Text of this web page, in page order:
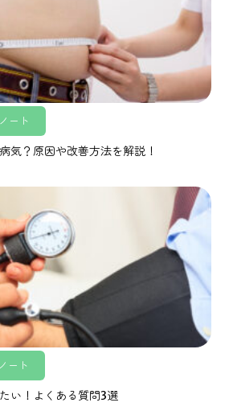
ート
気？原因や改善方法を解説！
ート
い！よくある質問3選